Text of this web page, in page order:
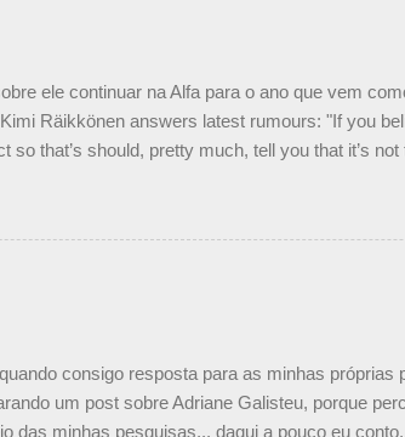
ele continuar na Alfa para o ano que vem
Räikkönen answers latest rumours: "If you
so that’s should, pretty much, tell you that it’s
anos na F1. What is it like to have Kimi as a
GSAu1LWnwW — Formula 1 (@F1)
consigo resposta para as minhas próprias
um post sobre Adriane Galisteu, porque
das minhas pesquisas... daqui a pouco eu